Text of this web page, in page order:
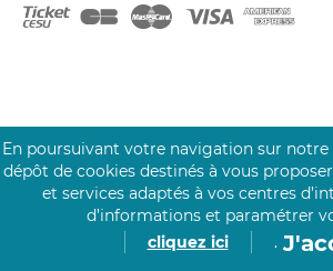
Click&Care est soutenu par les Groupes
Caisse des Dépôts et MAIF.
En poursuivant votre navigation sur notre
dépôt de cookies destinés à vous
et services adaptés à vos centres
d’informations et paramétrer
cliquez ici
.